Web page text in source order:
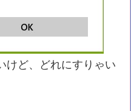
けど、どれにすりゃい